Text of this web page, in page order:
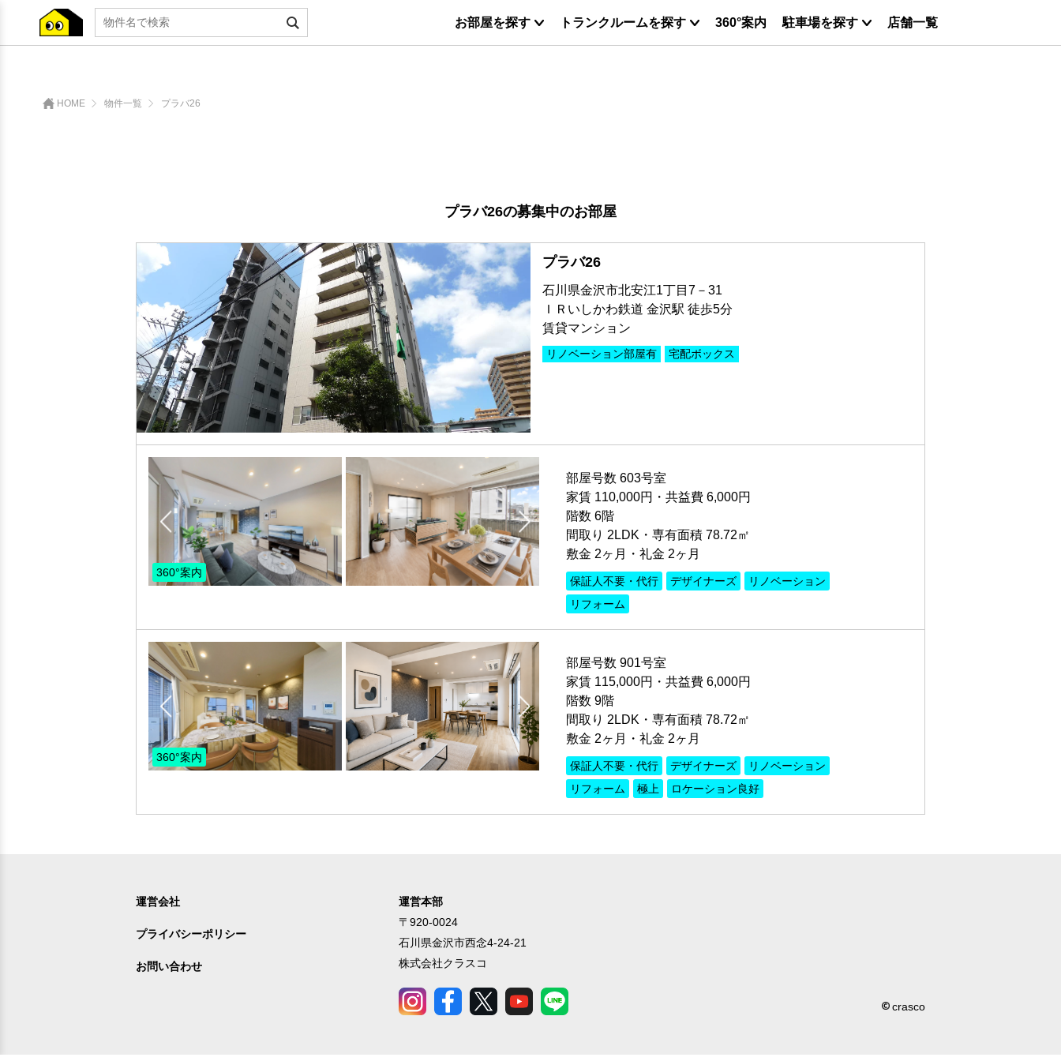
お部屋を探す トランクルームを探す 360°案内 駐車場を探す 店舗一覧
HOME 物件一覧 プラバ26
プラバ26の募集中のお部屋
プラバ26
石川県金沢市北安江1丁目7－31
ＩＲいしかわ鉄道 金沢駅 徒歩5分
賃貸マンション
リノベーション部屋有 宅配ボックス
360°案内
部屋号数 603号室
家賃 110,000円・共益費 6,000円
階数 6階
間取り 2LDK・専有面積 78.72㎡
敷金 2ヶ月・礼金 2ヶ月
保証人不要・代行 デザイナーズ
リノベーション
リフォーム
360°案内
部屋号数 901号室
家賃 115,000円・共益費 6,000円
階数 9階
間取り 2LDK・専有面積 78.72㎡
敷金 2ヶ月・礼金 2ヶ月
保証人不要・代行 デザイナーズ
リノベーション
リフォーム
極上 ロケーション良好
運営会社
プライバシーポリシー
お問い合わせ
運営本部
〒920-0024
石川県金沢市西念4-24-21
株式会社クラスコ
crasco